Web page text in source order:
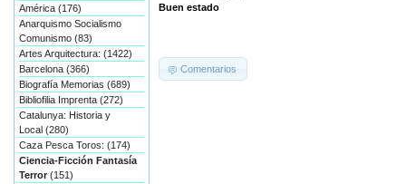
Buen estado
Comentarios
América (176)
Anarquismo Socialismo
Comunismo (83)
Artes Arquitectura: (1422)
Barcelona (366)
Biografía Memorias (689)
Bibliofilia Imprenta (272)
Catalunya: Historia y
Local (280)
Caza Pesca Toros: (174)
Ciencia-Ficción Fantasía
Terror (151)